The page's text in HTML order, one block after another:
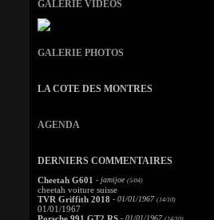
GALERIE VIDEOS
GALERIE PHOTOS
LA COTE DES MONTRES
AGENDA
DERNIERS COMMENTAIRES
Cheetah G601 - jamijoe (5/04)
cheetah voiture suisse
TVR Griffith 2018 - 01/01/1967 (14/10)
01/01/1967
- 01/01/1967